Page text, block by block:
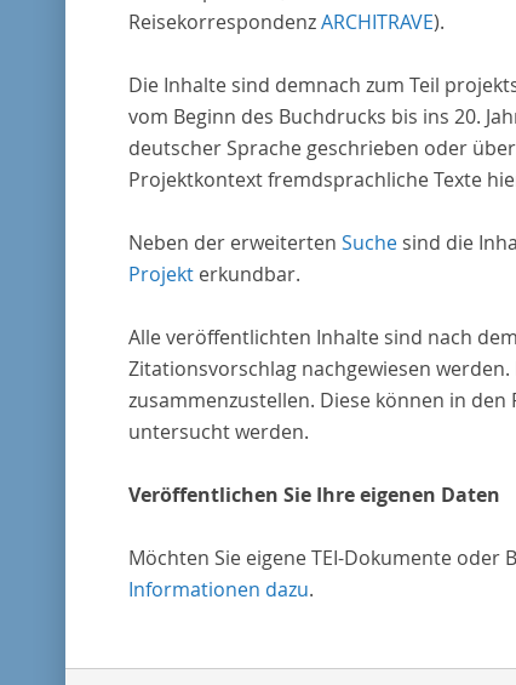
ReisekorrespondenzARCHITRAVE).
Die Inhalte sind demnach zum Teil
vom Beginn des Buchdrucks bis ins 20.
deutscher Sprache geschrieben oder
Projektkontext fremdsprachliche Texte
Neben der erweiterten Suchesind die
Projekterkundbar.
Alle veröffentlichten Inhalte sind nach
Zitationsvorschlag nachgewiesen
zusammenzustellen. Diese können in
untersucht werden.
Veröffentlichen Sie Ihre eigenen Daten
Möchten Sie eigene TEI-Dokumente
Informationen dazu.